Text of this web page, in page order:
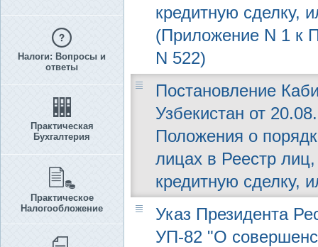
Налоги: Вопросы и
ответы
Практическая
Бухгалтерия
Практическое
Налогообложение
кредитную сделку,
(Приложение N 1 к
N 522)
Постановление
Узбекистан от
Положения о
лицах в Реестр
кредитную сделку,
Указ Президента
УП-82 "О